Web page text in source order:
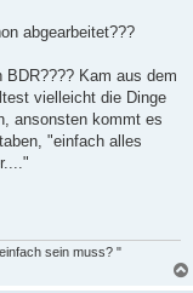
abgearbeitet???
Kam aus dem
vielleicht die Dinge
ansonsten kommt es
"einfach alles
sein muss? "